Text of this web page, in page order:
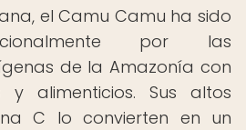
el Camu Camu ha sido
por las
de la Amazonía con
y alimenticios. Sus altos
C lo convierten en un